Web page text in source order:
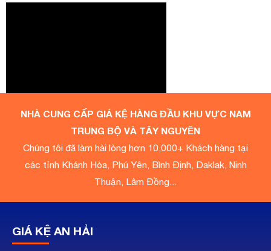
NHÀ CUNG CẤP GIÁ KỆ HÀNG ĐẦU KHU VỰC NAM
TRUNG BỘ VÀ TÂY NGUYÊN
Chúng tôi đã làm hài lòng hơn 10,000+ Khách hàng tại
các tỉnh Khánh Hòa, Phú Yên, Bình Định, Daklak, Ninh
Thuận, Lâm Đồng...
GIÁ KỆ AN HẢI